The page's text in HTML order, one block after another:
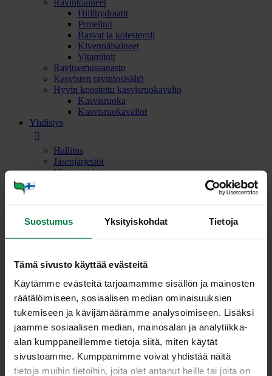
Suostumus Yksityiskohdat Tietoja
Tämä sivusto käyttää evästeitä
Käytämme evästeitä tarjoamamme sisällön ja mainosten
räätälöimiseen, sosiaalisen median ominaisuuksien
tukemiseen ja kävijämäärämme analysoimiseen. Lisäksi
jaamme sosiaalisen median, mainosalan ja analytiikka-
alan kumppaneillemme tietoja siitä, miten käytät
sivustoamme. Kumppanimme voivat yhdistää näitä
tietoja muihin tietoihin, joita olet antanut heille tai joita on
Ravintoaineet
Hiilihydraatit
Proteiinit
Rasvat ja kolesteroli
Kivennäisaineet
Vitamiinit
Ravitsemussanasto
Kasvisten ravintosisältö
Hyvin koostettu kasvisruokavalio
Kasvisruoka
Kasvisruokavaliot
Yhdistys
Hallitus
Jäsenjärjestöt
Yhteystiedot
Viljelijöille
Laatutarha-ohjeisto ja tukimateriaalit
Sirkkalehtimerkkikäyttäjät ja Laatutarha-
Vaihtoehdot Laatutarhalle
Laadun ylläpitäminen
Vuoden laatutuottajat
Sopimus Sirkkalehtimerkin käytöstä
Hakumenettely
Menekinedistäminen ja markkinointimaksut
Mainosmaksujen keräyssuunnitelma ja -aikataulu
Laatuvaatimukset ja pakkausmerkinnät